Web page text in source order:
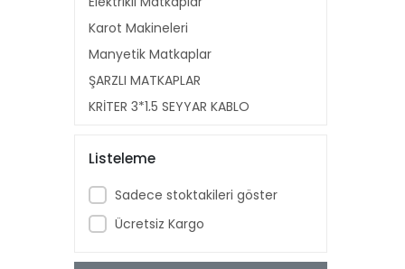
Karot Makineleri
Manyetik Matkaplar
ŞARZLI MATKAPLAR
KRİTER 3*1,5 SEYYAR KABLO
PPRC KAYNAK MAKİNA AKSAM
Boru Bükme Makineleri
Tezgah Tipi Pafta Makineleri
Listeleme
Sadece stoktakileri göster
Ücretsiz Kargo